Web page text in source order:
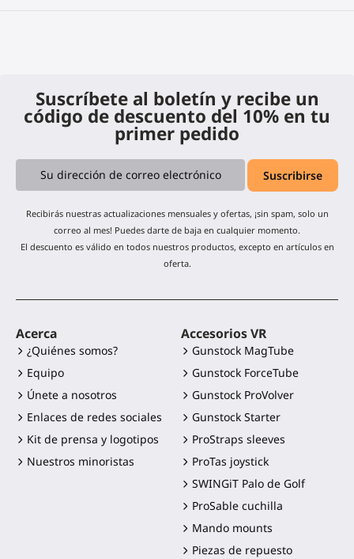
Suscríbete al boletín y recibe un
código de descuento del 10% en tu
primer pedido
Recibirás nuestras actualizaciones mensuales y ofertas, ¡sin spam, solo un
correo al mes! Puedes darte de baja en cualquier momento.
El descuento es válido en todos nuestros productos, excepto en artículos en
oferta.
Acerca
¿Quiénes somos?
Equipo
Únete a nosotros
Enlaces de redes sociales
Kit de prensa y logotipos
Nuestros minoristas
Accesorios VR
Gunstock MagTube
Gunstock ForceTube
Gunstock ProVolver
Gunstock Starter
ProStraps sleeves
ProTas joystick
SWINGiT Palo de Golf
ProSable cuchilla
Mando mounts
Piezas de repuesto